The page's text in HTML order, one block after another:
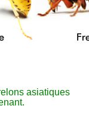
asiatiques